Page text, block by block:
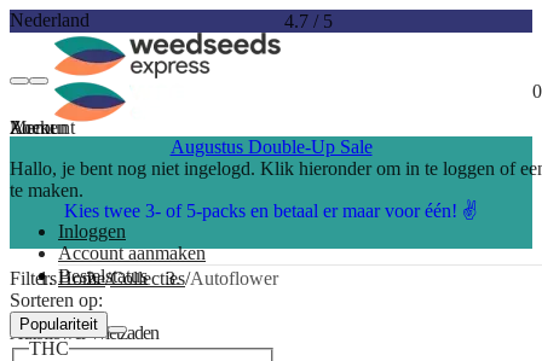
Nederland 4.7 /5
0
Account
Hallo, je bent nog niet ingelogd. Klik hieronder om in te loggen of
te maken.
Inloggen
Account aanmaken
Bestelstatus
Menu
Zoeken
Augustus Double-Up Sale
Kies twee 3- of 5-packs en betaal er maar voor één! ✌️
Filters
Sorteren op:
Populariteit
THC
Home Collecties Autoflower
Autoflower Wietzaden